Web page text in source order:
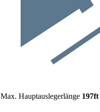
Max. Hauptauslegerlänge 197ft